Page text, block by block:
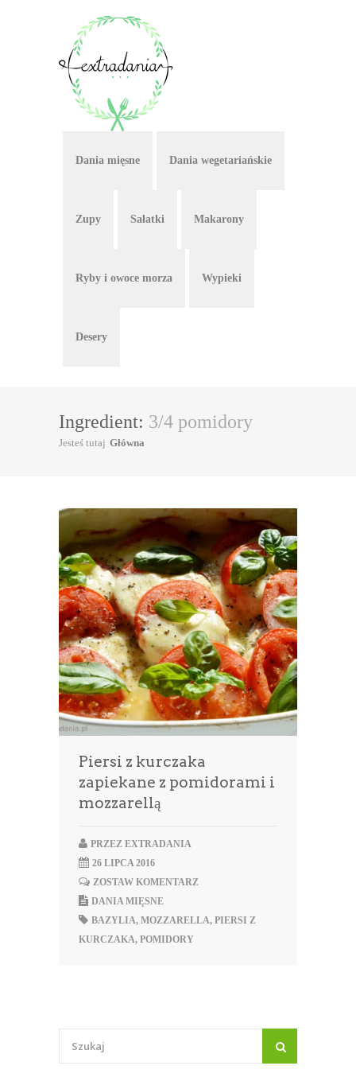
Dania mięsne Dania wegetariańskie
Zupy Sałatki Makarony
Ryby i owoce morza Wypieki
Desery
Ingredient: 3/4 pomidory
Jesteś tutaj Główna
Piersi z kurczaka
zapiekane z pomidorami i
mozzarellą
PRZEZ EXTRADANIA
26 LIPCA 2016
ZOSTAW KOMENTARZ
DANIA MIĘSNE
BAZYLIA, MOZZARELLA, PIERSI Z
KURCZAKA, POMIDORY